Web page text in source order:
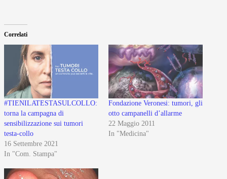
Correlati
#TIENILATESTASULCOLLO:
torna la campagna di
sensibilizzazione sui tumori
testa-collo
16 Settembre 2021
In "Com. Stampa"
Fondazione Veronesi: tumori, gli
otto campanelli d’allarme
22 Maggio 2011
In "Medicina"